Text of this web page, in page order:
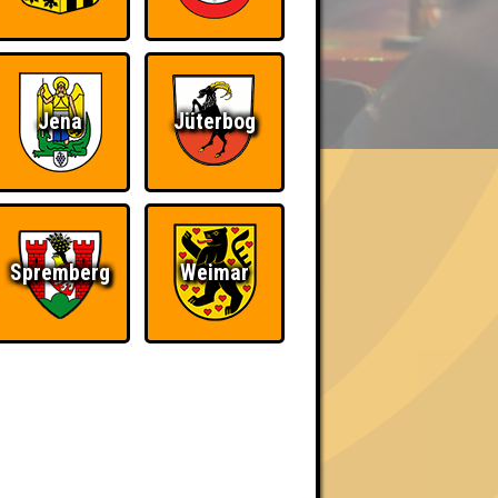
UNS
«
Jena Jüterbog
Spremberg Weimar